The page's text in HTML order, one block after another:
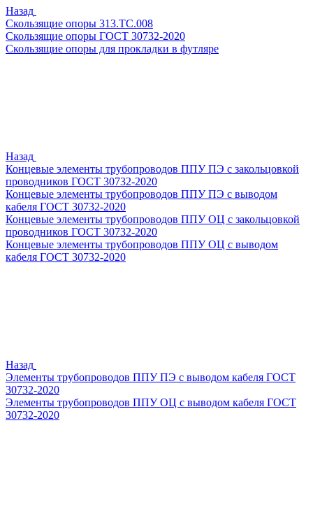
Назад
Скользящие опоры 313.ТС.008
Скользящие опоры ГОСТ 30732-2020
Скользящие опоры для прокладки в футляре
Назад
Концевые элементы трубопроводов ППУ ПЭ с закольцовкой
проводников ГОСТ 30732-2020
Концевые элементы трубопроводов ППУ ПЭ с выводом
кабеля ГОСТ 30732-2020
Концевые элементы трубопроводов ППУ ОЦ с закольцовкой
проводников ГОСТ 30732-2020
Концевые элементы трубопроводов ППУ ОЦ с выводом
кабеля ГОСТ 30732-2020
Назад
Элементы трубопроводов ППУ ПЭ с выводом кабеля ГОСТ
30732-2020
Элементы трубопроводов ППУ ОЦ с выводом кабеля ГОСТ
30732-2020